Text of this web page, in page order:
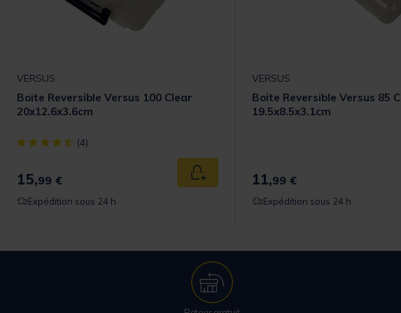
panier
VERSUS
Boite Reversible Versus 100 Clear
20x12.6x3.6cm
[object Object] out of 5 Customer Rating
(4)
15,99 € Ajouter au panier
Expédition sous 24 h
VERSUS
Boite Reversible Versus 85
19.5x8.5x3.1cm
11,99 €
Expédition sous 24 h